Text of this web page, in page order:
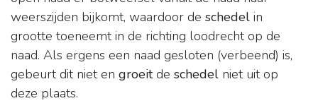
weerszijden bijkomt, waardoor de schedel in
grootte toeneemt in de richting loodrecht op de
naad. Als ergens een naad gesloten (verbeend) is,
gebeurt dit niet en groeitde schedel niet uit op
deze plaats.